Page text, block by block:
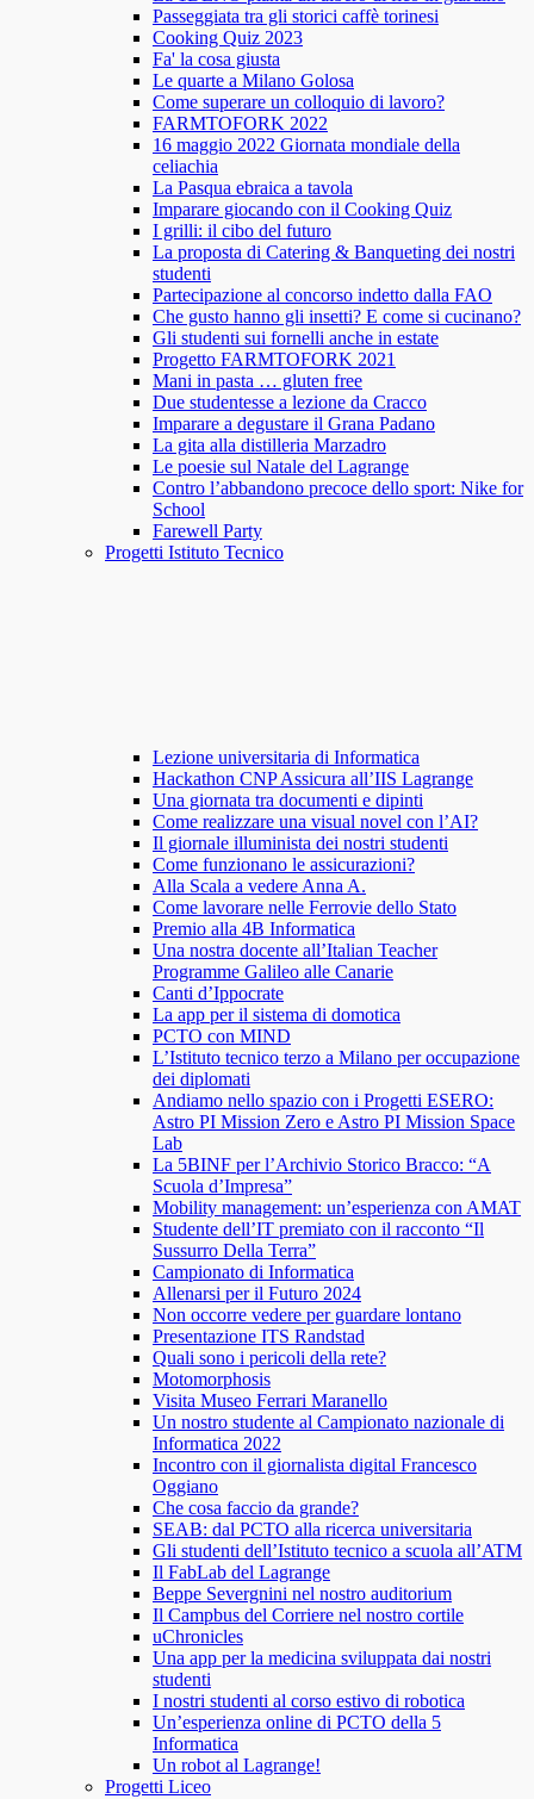
Passeggiata tra gli storici caffè torinesi
Cooking Quiz 2023
Fa' la cosa giusta
Le quarte a Milano Golosa
Come superare un colloquio di lavoro?
FARMTOFORK 2022
16 maggio 2022 Giornata mondiale della
celiachia
La Pasqua ebraica a tavola
Imparare giocando con il Cooking Quiz
I grilli: il cibo del futuro
La proposta di Catering & Banqueting dei nostri
studenti
Partecipazione al concorso indetto dalla FAO
Che gusto hanno gli insetti? E come si cucinano?
Gli studenti sui fornelli anche in estate
Progetto FARMTOFORK 2021
Mani in pasta … gluten free
Due studentesse a lezione da Cracco
Imparare a degustare il Grana Padano
La gita alla distilleria Marzadro
Le poesie sul Natale del Lagrange
Contro l’abbandono precoce dello sport: Nike for
School
Farewell Party
Progetti Istituto Tecnico
Lezione universitaria di Informatica
Hackathon CNP Assicura all’IIS Lagrange
Una giornata tra documenti e dipinti
Come realizzare una visual novel con l’AI?
Il giornale illuminista dei nostri studenti
Come funzionano le assicurazioni?
Alla Scala a vedere Anna A.
Come lavorare nelle Ferrovie dello Stato
Premio alla 4B Informatica
Una nostra docente all’Italian Teacher
Programme Galileo alle Canarie
Canti d’Ippocrate
La app per il sistema di domotica
PCTO con MIND
L’Istituto tecnico terzo a Milano per occupazione
dei diplomati
Andiamo nello spazio con i Progetti ESERO:
Astro PI Mission Zero e Astro PI Mission Space
Lab
La 5BINF per l’Archivio Storico Bracco: “A
Scuola d’Impresa”
Mobility management: un’esperienza con AMAT
Studente dell’IT premiato con il racconto “Il
Sussurro Della Terra”
Campionato di Informatica
Allenarsi per il Futuro 2024
Non occorre vedere per guardare lontano
Presentazione ITS Randstad
Quali sono i pericoli della rete?
Motomorphosis
Visita Museo Ferrari Maranello
Un nostro studente al Campionato nazionale di
Informatica 2022
Incontro con il giornalista digital Francesco
Oggiano
Che cosa faccio da grande?
SEAB: dal PCTO alla ricerca universitaria
Gli studenti dell’Istituto tecnico a scuola all’ATM
Il FabLab del Lagrange
Beppe Severgnini nel nostro auditorium
Il Campbus del Corriere nel nostro cortile
uChronicles
Una app per la medicina sviluppata dai nostri
studenti
I nostri studenti al corso estivo di robotica
Un’esperienza online di PCTO della 5
Informatica
Un robot al Lagrange!
Progetti Liceo